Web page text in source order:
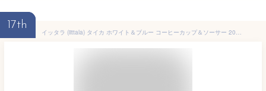
17th
イッタラ (iittala) タイカ ホワイト＆ブルー コーヒーカップ＆ソーサー 200ml ペア 食器 北欧 コーヒ—カップ おしゃれ かわいい ブランド 結婚祝い 内祝い